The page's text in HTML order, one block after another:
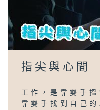
指尖與心間
工作，是靠雙手
靠雙手找到自己的